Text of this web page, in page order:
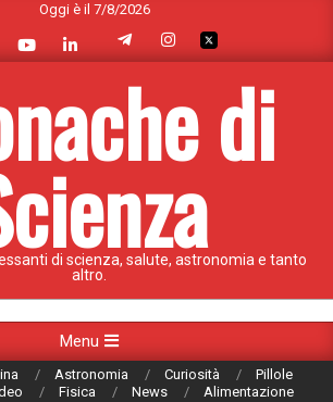
Oggi è il 7/8/2026
di
di scienza, salute, astronomia e tanto
altro.
Menu
Astronomia Curiosità
Pillole
Fisica News
Alimentazione